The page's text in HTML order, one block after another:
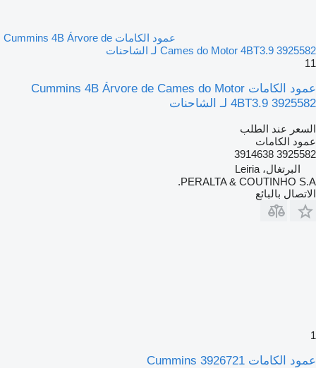
عمود الكامات Cummins 4B Árvore de
Cames do Motor 4BT3.9 3925582 لـ الشاحنات
11
عمود الكامات Cummins 4B Árvore de Cames do Motor
4BT3.9 3925582 لـ الشاحنات
السعر عند الطلب
عمود الكامات
3925582 3914638
البرتغال، Leiria
PERALTA & COUTINHO S.A.
الاتصال بالبائع
1
عمود الكامات Cummins 3926721